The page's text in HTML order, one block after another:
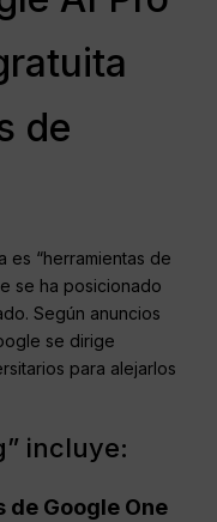
de
es “herramientas de
se ha posicionado
Según anuncios
se dirige
para alejarlos
incluye:
de Google One